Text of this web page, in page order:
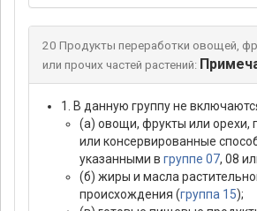
20 Продукты переработки овощей,
или прочих частей растений:
1. В данную группу не
(а) овощи, фрукты или орехи,
или консервированные
указанными в группе 07, 08
(б) жиры и масла
происхождения (группа 15);